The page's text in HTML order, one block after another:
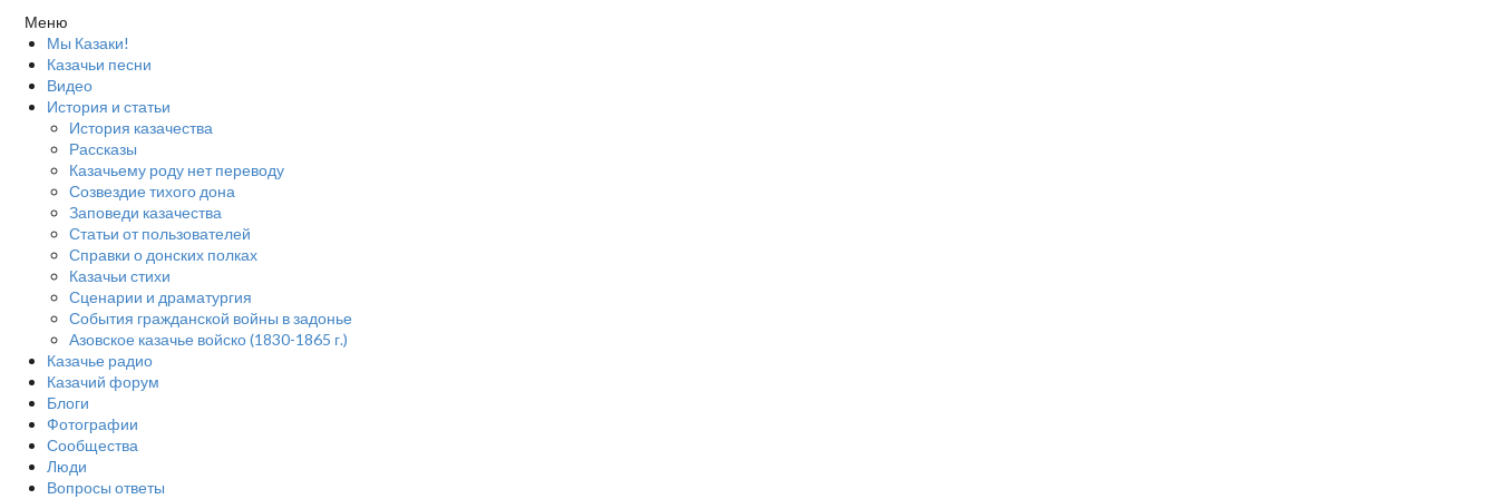
Меню
Мы Казаки!
Казачьи песни
Видео
История и статьи
История казачества
Рассказы
Казачьему роду нет переводу
Созвездие тихого дона
Заповеди казачества
Статьи от пользователей
Справки о донских полках
Казачьи стихи
Сценарии и драматургия
События гражданской войны в задонье
Азовское казачье войско (1830-1865 г.)
Казачье радио
Казачий форум
Блоги
Фотографии
Сообщества
Люди
Вопросы ответы